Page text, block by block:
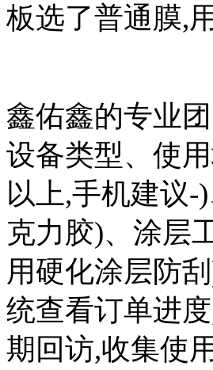
板选了普通膜,
鑫佑鑫的专业
设备类型、使
以上,手机建议-
克力胶)、涂层
用硬化涂层防
统查看订单进
期回访,收集使